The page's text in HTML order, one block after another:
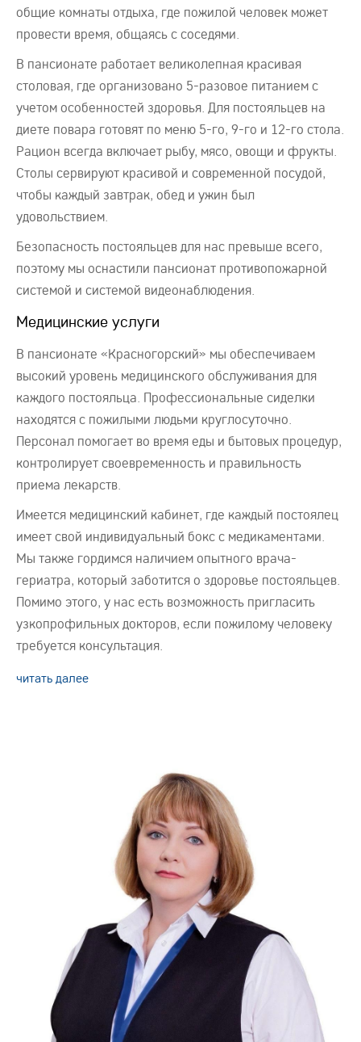
общие комнаты отдыха, где пожилой человек может
провести время, общаясь с соседями.
В пансионате работает великолепная красивая
столовая, где организовано 5-разовое питанием с
учетом особенностей здоровья. Для постояльцев на
диете повара готовят по меню 5-го, 9-го и 12-го стола.
Рацион всегда включает рыбу, мясо, овощи и фрукты.
Столы сервируют красивой и современной посудой,
чтобы каждый завтрак, обед и ужин был
удовольствием.
Безопасность постояльцев для нас превыше всего,
поэтому мы оснастили пансионат противопожарной
системой и системой видеонаблюдения.
Медицинские услуги
В пансионате «Красногорский» мы обеспечиваем
высокий уровень медицинского обслуживания для
каждого постояльца. Профессиональные сиделки
находятся с пожилыми людьми круглосуточно.
Персонал помогает во время еды и бытовых процедур,
контролирует своевременность и правильность
приема лекарств.
Имеется медицинский кабинет, где каждый постоялец
имеет свой индивидуальный бокс с медикаментами.
Мы также гордимся наличием опытного врача-
гериатра, который заботится о здоровье постояльцев.
Помимо этого, у нас есть возможность пригласить
узкопрофильных докторов, если пожилому человеку
требуется консультация.
читать далее